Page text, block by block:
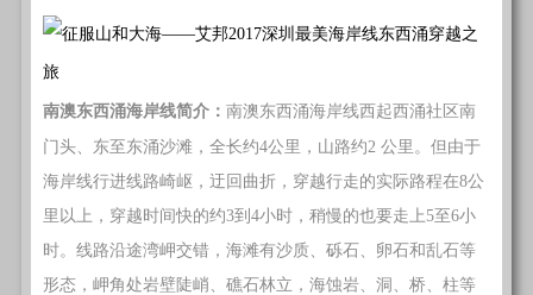
南澳东西涌海岸线简介： 南澳东西涌海岸线西起西涌社区南
门头、东至东涌沙滩，全长约4公里，山路约2 公里。但由于
海岸线行进线路崎岖，迂回曲折，穿越行走的实际路程在8公
里以上，穿越时间快的约3到4小时，稍慢的也要走上5至6小
时。线路沿途湾岬交错，海滩有沙质、砾石、卵石和乱石等
形态，岬角处岩壁陡峭、礁石林立，海蚀岩、洞、桥、柱等